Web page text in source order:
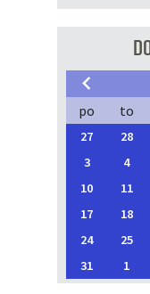
po
to
27 28
3
4
10
11
17
18
24
25
31
1